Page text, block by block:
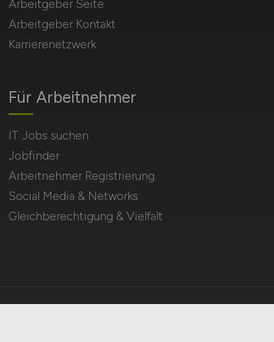
Für Arbeitnehmer
IT Jobs suchen
Jobfinder
Arbeitnehmer Registrierung
Social Media & Networks
Gleichberechtigung & Vielfalt
Arbeitgeber Seite
Arbeitgeber Kontakt
Karrierenetzwerk